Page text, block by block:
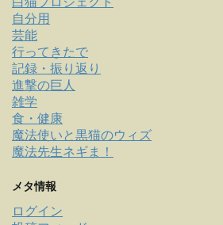
自分用
芸能
行ってきたで
記録・振り返り
進撃の巨人
雑学
食・健康
魔法使いと黒猫のウィズ
魔法先生ネギま！
メタ情報
ログイン